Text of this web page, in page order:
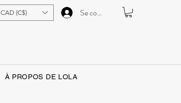
CAD (C$) Se connecter
À PROPOS DE LOLA